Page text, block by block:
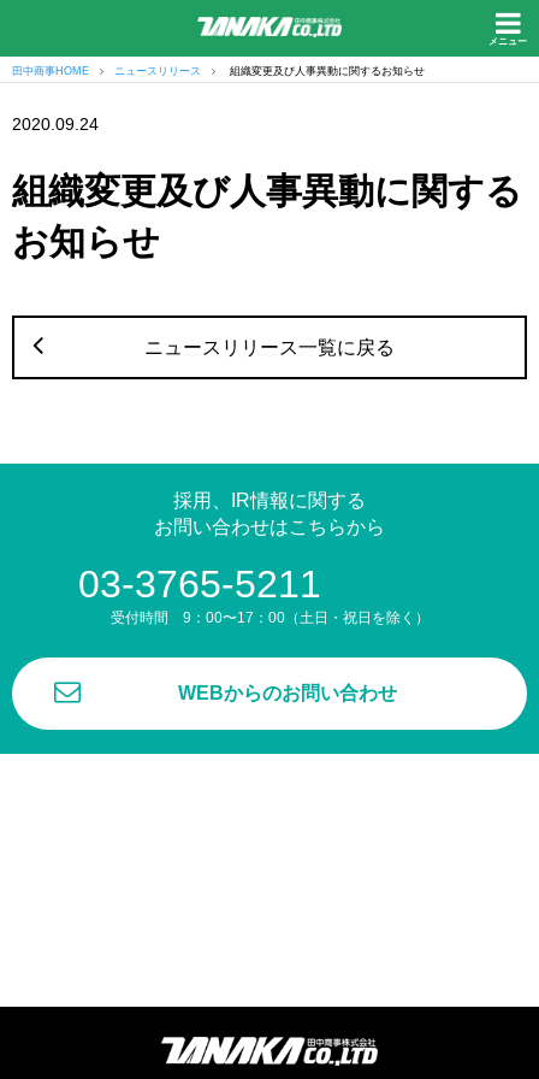
メニュー
田中商事HOME ニュースリリース 組織変更及び人事異動に関するお知らせ
2020.09.24
組織変更及び人事異動に関する
お知らせ
ニュースリリース一覧に戻る
採用、IR情報に関する
お問い合わせはこちらから
03-3765-5211
受付時間 9：00〜17：00（土日・祝日を除く）
WEBからのお問い合わせ